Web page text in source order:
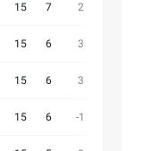
15 7 2
15 6 3
15 6 3
15 6 -1